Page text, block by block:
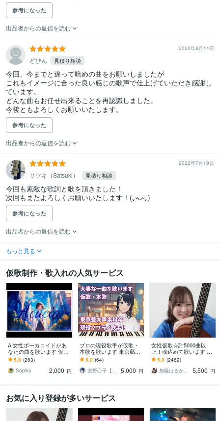
参考になった
出品者からの返信を読む
2022年8月14日
どびん 見積り相談
今回、今までと違って暗めの曲をお願いしましたが
これもイメージに合った良い感じの歌声で仕上げていただき感謝し
ています。
どんな曲もお任せ出来ることを再認識しました。
今後ともよろしくお願いいたします。
参考になった
出品者からの返信を読む
2022年7月19日
サツキ（Satsuki） 見積り相談
今回も素敵な歌詞と歌を頂きました！
次回もまたよろしくお願いいたします！(｡ᵕᴗᵕ｡)
参考になった
出品者からの返信を読む
もっと見る
仮歌制作・歌入れの人気サービス
AI女性ボーカロイドがあ
なたの曲を歌います 仮
歌、本歌OK・SunoAI対
応・次世代歌入れサービ
ス！
5.0 (263)
Sopika
2,000 円
プロの現役歌手が仮歌・
本歌を歌います 東京藝術
大学声楽科卒業！あなた
の大事な一曲を歌います
5.0 (64)
安野心子【安心さん】
5,000 円
女性仮歌☆計5000曲以
上！魂込めて歌います エ
ディットが楽♪すぐ提出可
能♪毎月採用♪テレビ出演
有♪
5.0 (2462)
加藤はるか_Sing
5,500 円
お気に入り登録が多いサービス